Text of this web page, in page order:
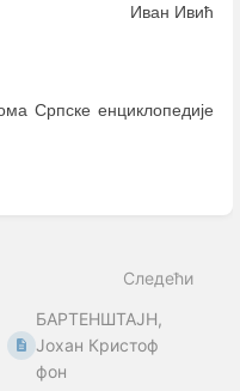
Иван Ивић
Српске енциклопедије
Следећи
БАРТЕНШТАЈН,
Јохан Кристоф
фон